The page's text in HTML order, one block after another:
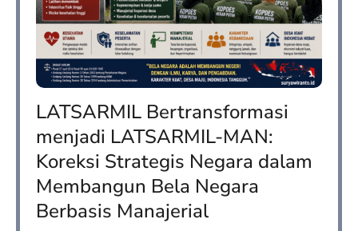
LATSARMIL Bertransformasi
menjadi LATSARMIL-MAN:
Koreksi Strategis Negara dalam
Membangun Bela Negara
Berbasis Manajerial